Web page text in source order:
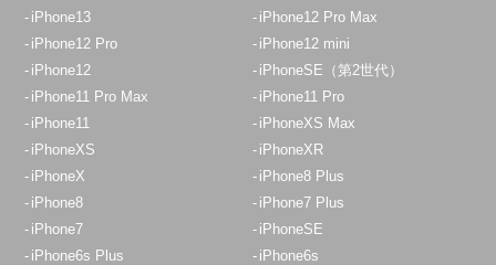
iPhone13
iPhone12 Pro Max
iPhone12 Pro
iPhone12 mini
iPhone12
iPhoneSE（第2世代）
iPhone11 Pro Max
iPhone11 Pro
iPhone11
iPhoneXS Max
iPhoneXS
iPhoneXR
iPhoneX
iPhone8 Plus
iPhone8
iPhone7 Plus
iPhone7
iPhoneSE
iPhone6s Plus
iPhone6s